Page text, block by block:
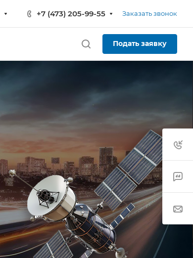
+7 (473) 205-99-55 Заказать звонок
Подать заявку